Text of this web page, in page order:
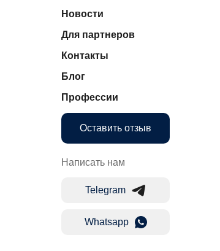
Новости
Для партнеров
Контакты
Блог
Профессии
Оставить отзыв
Написать нам
Telegram
Whatsapp